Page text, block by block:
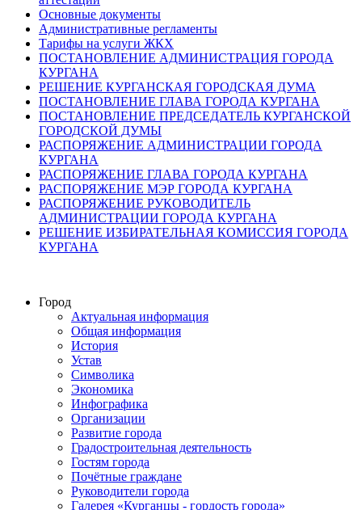
Основные документы
Административные регламенты
Тарифы на услуги ЖКХ
ПОСТАНОВЛЕНИЕ АДМИНИСТРАЦИЯ ГОРОДА
КУРГАНА
РЕШЕНИЕ КУРГАНСКАЯ ГОРОДСКАЯ ДУМА
ПОСТАНОВЛЕНИЕ ГЛАВА ГОРОДА КУРГАНА
ПОСТАНОВЛЕНИЕ ПРЕДСЕДАТЕЛЬ КУРГАНСКОЙ
ГОРОДСКОЙ ДУМЫ
РАСПОРЯЖЕНИЕ АДМИНИСТРАЦИИ ГОРОДА
КУРГАНА
РАСПОРЯЖЕНИЕ ГЛАВА ГОРОДА КУРГАНА
РАСПОРЯЖЕНИЕ МЭР ГОРОДА КУРГАНА
РАСПОРЯЖЕНИЕ РУКОВОДИТЕЛЬ
АДМИНИСТРАЦИИ ГОРОДА КУРГАНА
РЕШЕНИЕ ИЗБИРАТЕЛЬНАЯ КОМИССИЯ ГОРОДА
КУРГАНА
Город
Актуальная информация
Общая информация
История
Устав
Символика
Экономика
Инфографика
Организации
Развитие города
Градостроительная деятельность
Гостям города
Почётные граждане
Руководители города
Галерея «Курганцы - гордость города»